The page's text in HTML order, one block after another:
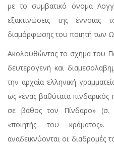
με το συμβατικό όνομα
εξακτινώσεις της
διαμόρφωσης του ποιητή των
Ακολουθώντας το σχήμα του
δευτερογενή και
την αρχαία ελληνική
ως «ένας βαθύτατα
σε βάθος τον Πίνδαρο» (σ.
«ποιητής του
αναδεικνύονται οι